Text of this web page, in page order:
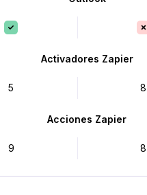
Activadores Zapier
5 8
Acciones Zapier
9 8